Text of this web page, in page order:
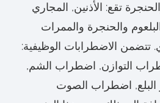
تقع: الأذنين, المجاري
والحنجرة والممرات
تتضمن الاضطرابات الوظيفية:
التوازن, اضطراب الشم,
اضطراب الصوت